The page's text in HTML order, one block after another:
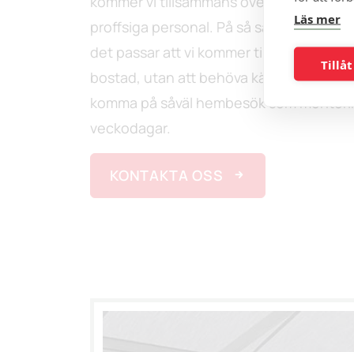
Läs mer
Tillåt
proffsiga personal. På så sätt kan du
det passar att vi kommer till din
bostad, utan att behöva känna
komma på såväl hembesök som
veckodagar.
KONTAKTA OSS